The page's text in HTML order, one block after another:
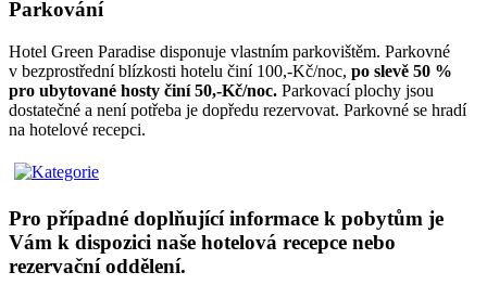
Parkování
Hotel Green Paradise disponuje vlastním parkovištěm. Parkovné
v bezprostřední blízkosti hotelu činí 100,-Kč/noc, po slevě 50 %
pro ubytované hosty činí 50,-Kč/noc. Parkovací plochy jsou
dostatečné a není potřeba je dopředu rezervovat. Parkovné se hradí
na hotelové recepci.
Pro případné doplňující informace k pobytům je
Vám k dispozici naše hotelová recepce nebo
rezervační oddělení.